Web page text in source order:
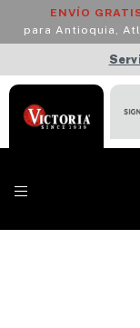
ENVÍO
para Antioquia,